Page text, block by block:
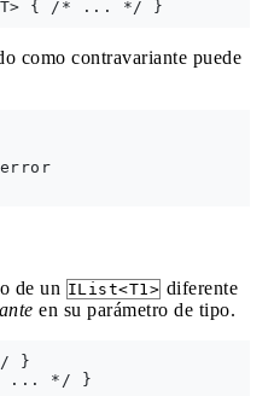
como contravariante puede
de un IList<T1> diferente
en su parámetro de tipo.
}
* ... */ }